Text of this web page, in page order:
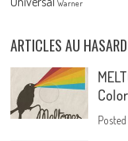
Warner
ARTICLES AU HASARD